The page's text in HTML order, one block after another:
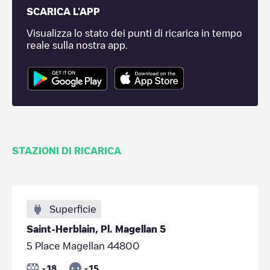
SCARICA L'APP
Visualizza lo stato dei punti di ricarica in tempo
reale sulla nostra app.
STAZIONI DI RICARICA
Superficie
Saint-Herblain, Pl. Magellan 5
5 Place Magellan 44800
18 15